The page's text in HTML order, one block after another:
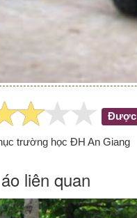
Được
trường học ĐH An Giang
liên quan